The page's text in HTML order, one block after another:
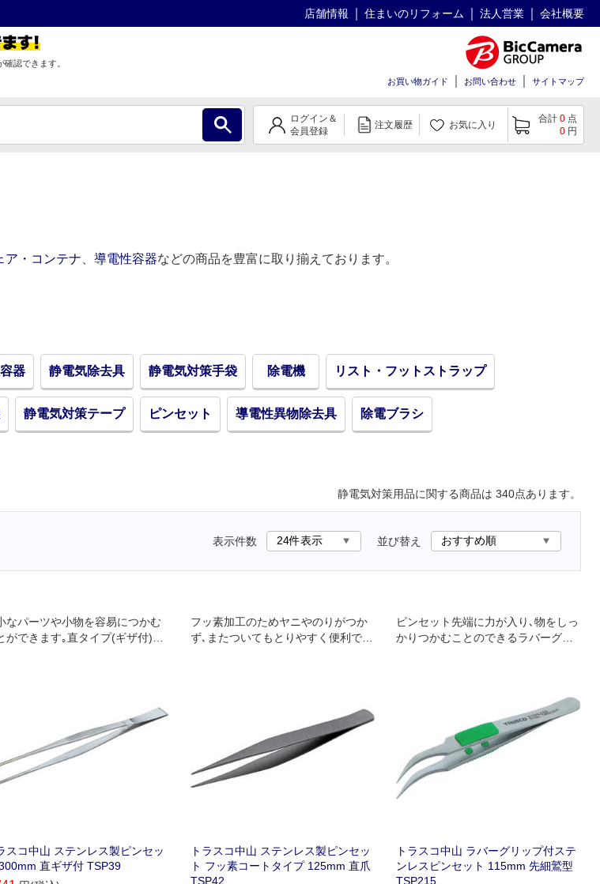
店舗情報 住まいのリフォーム 法人営業 会社概要
認できます。
お買い物ガイド お問い合わせ サイトマップ
ログイン＆
会員登録
注文履歴 お気に入り
合計 0 点
0 円
ア・コンテナ 導電性容器などの商品を豊富に取り揃えております。
器 静電気除去具 静電気対策手袋 除電機 リスト・フットストラップ
静電気対策テープ ピンセット 導電性異物除去具 除電ブラシ
静電気対策用品に関する商品は 340点あります。
表示件数 並び替え
なパーツや小物を容易につかむ
ができます｡直タイプ(ギザ付)で
スコ中山 ステンレス製ピンセッ
直ギザ付 TSP39
フッ素加工のためヤニやのりがつか
ず､またついてもとりやすく便利で
トラスコ中山 ステンレス製ピンセッ
ト フッ素コートタイプ 125mm 直爪
TSP42
ピンセット先端に力が入り､物をしっ
かりつかむことのできるラバーグリ
トラスコ中山 ラバーグリップ付ステ
ンレスピンセット 115mm 先細鷲型
TSP215